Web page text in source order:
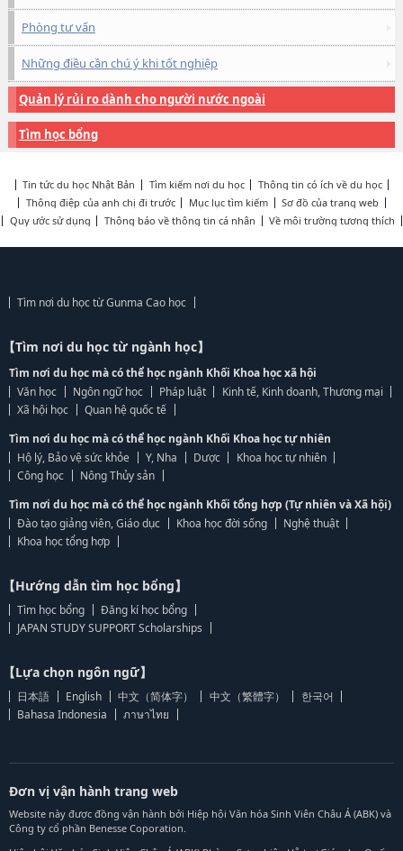
Phòng tư vấn
Những điều cần chú ý khi tốt nghiệp
Quản lý rủi ro dành cho người nước ngoài
Tìm học bổng
Tin tức du học Nhật Bản Tìm kiếm nơi du học
Thông tin có ích về du học
Thông điệp của anh chị đi trước
Mục lục tìm kiếm
Sơ đồ của trang web
Quy ước sử dụng
Thông báo về thông tin cá nhân Về môi trường tương thích
Tìm nơi du học từ Gunma Cao học
【Tìm nơi du học từ ngành học】
Tìm nơi du học mà có thể học ngành Khối Khoa học xã hội
Văn học
Ngôn ngữ học Pháp luật
Kinh tế, Kinh doanh, Thương mại
Xã hội học
Quan hệ quốc tế
Tìm nơi du học mà có thể học ngành Khối Khoa học tự nhiên
Hộ lý, Bảo vệ sức khỏe
Y, Nha Dược
Khoa học tự nhiên
Công học
Nông Thủy sản
Tìm nơi du học mà có thể học ngành Khối tổng hợp (Tự nhiên và Xã hội)
Đào tạo giảng viên, Giáo dục
Khoa học đời sống
Nghệ thuật
Khoa học tổng hợp
【Hướng dẫn tìm học bổng】
Tìm học bổng
Đăng kí học bổng
JAPAN STUDY SUPPORT Scholarships
【Lựa chọn ngôn ngữ】
日本語 English 中文（简体字） 中文（繁體字）
한국어
Bahasa Indonesia
ภาษาไทย
Đơn vị vận hành trang web
Website này được đồng vận hành bởi Hiệp hội Văn hóa Sinh Viên Châu Á (ABK) và
Công ty cổ phần Benesse Coporation.